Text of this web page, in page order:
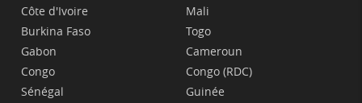
Côte d'Ivoire
Burkina Faso
Gabon
Congo
Sénégal
Mali
Togo
Cameroun
Congo (RDC)
Guinée